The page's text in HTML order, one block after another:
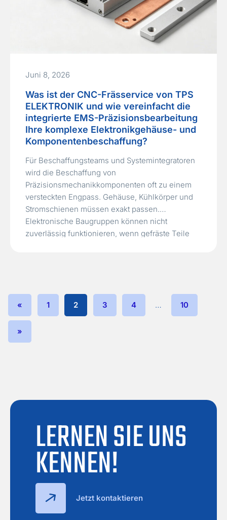
Juni 8, 2026
Was ist der CNC-Frässervice von TPS
ELEKTRONIK und wie vereinfacht die
integrierte EMS-Präzisionsbearbeitung
Ihre komplexe Elektronikgehäuse- und
Komponentenbeschaffung?
Für Beschaffungsteams und Systemintegratoren
wird die Beschaffung von
Präzisionsmechanikkomponenten oft zu einem
versteckten Engpass. Gehäuse, Kühlkörper und
Stromschienen müssen exakt passen.
Elektronische Baugruppen können nicht
zuverlässig funktionieren, wenn gefräste Teile
noch vor dem Pilotbau. Der EMS CNC-
Frässervice von…
Read More »
« 1 2 3 4 … 10
»
LERNEN SIE UNS
KENNEN!
Jetzt kontaktieren